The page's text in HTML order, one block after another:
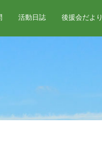
活動日誌 後援会だより